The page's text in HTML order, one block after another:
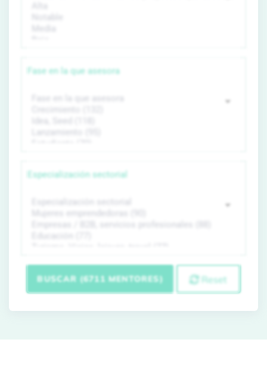
Fase en la que asesora
Especialización sectorial
BUSCAR (6711 MENTORES) Reset